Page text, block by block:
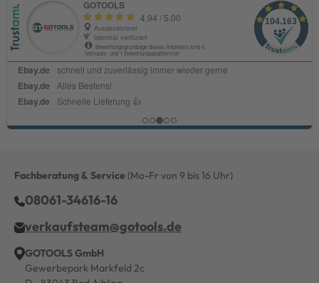
Fachberatung & Service (Mo-Fr von 9 bis 16 Uhr)
08061-34616-16
verkaufsteam@gotools.de
GOTOOLS GmbH
Gewerbepark Markfeld 2c